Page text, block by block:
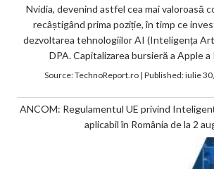
Nvidia, devenind astfel cea mai valoroasă
recâștigând prima poziție, în timp ce
dezvoltarea tehnologiilor AI (Inteligența
DPA. Capitalizarea bursieră a Apple a
Source:TechnoReport.ro| Published:iulie
ANCOM: Regulamentul UE privind
aplicabil în România de la 2